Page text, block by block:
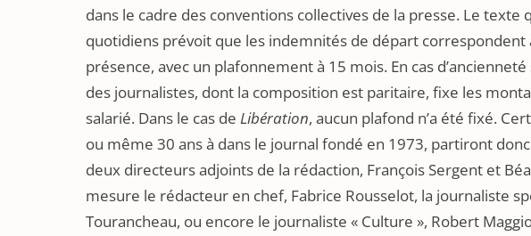
dans le cadre des conventions collectives de la presse. Le
quotidiens prévoit que les indemnités de départ correspondent
présence, avec un plafonnement à 15 mois. En cas
des journalistes, dont la composition est paritaire, fixe les
salarié. Dans le cas de Libération, aucun plafond n’a été fixé.
ou même 30 ans à dans le journal fondé en 1973, partiront donc
deux directeurs adjoints de la rédaction, François Sergent et
mesure le rédacteur en chef, Fabrice Rousselot, la journaliste
Tourancheau, ou encore le journaliste « Culture », Robert